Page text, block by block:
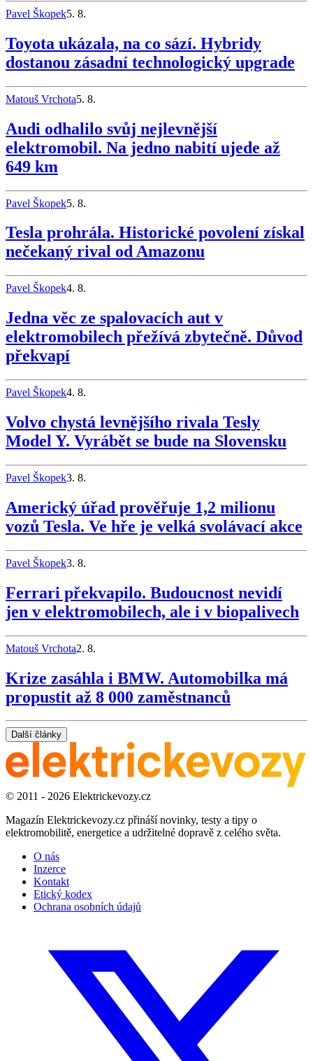
Pavel Škopek5. 8.
Toyota ukázala, na co sází. Hybridy
dostanou zásadní technologický upgrade
Matouš Vrchota5. 8.
Audi odhalilo svůj nejlevnější
elektromobil. Na jedno nabití ujede až
649 km
Pavel Škopek5. 8.
Tesla prohrála. Historické povolení získal
nečekaný rival od Amazonu
Pavel Škopek4. 8.
Jedna věc ze spalovacích aut v
elektromobilech přežívá zbytečně. Důvod
překvapí
Pavel Škopek4. 8.
Volvo chystá levnějšího rivala Tesly
Model Y. Vyrábět se bude na Slovensku
Pavel Škopek3. 8.
Americký úřad prověřuje 1,2 milionu
vozů Tesla. Ve hře je velká svolávací akce
Pavel Škopek3. 8.
Ferrari překvapilo. Budoucnost nevidí
jen v elektromobilech, ale i v biopalivech
Matouš Vrchota2. 8.
Krize zasáhla i BMW. Automobilka má
propustit až 8 000 zaměstnanců
Další články
© 2011 - 2026 Elektrickevozy.cz
Magazín Elektrickevozy.cz přináší novinky, testy a tipy o
elektromobilitě, energetice a udržitelné dopravě z celého světa.
O nás
Inzerce
Kontakt
Etický kodex
Ochrana osobních údajů